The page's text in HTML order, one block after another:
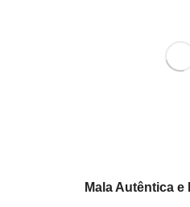
Mala Autêntica e